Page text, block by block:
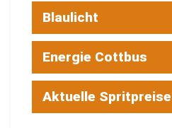
Blaulicht
Energie Cottbus
Aktuelle Spritpreise